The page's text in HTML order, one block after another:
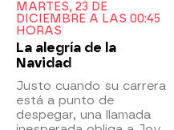
MARTES, 23 DE
DICIEMBRE A LAS 00:45
HORAS
La alegría de la
Navidad
Justo cuando su carrera
está a punto de
despegar, una llamada